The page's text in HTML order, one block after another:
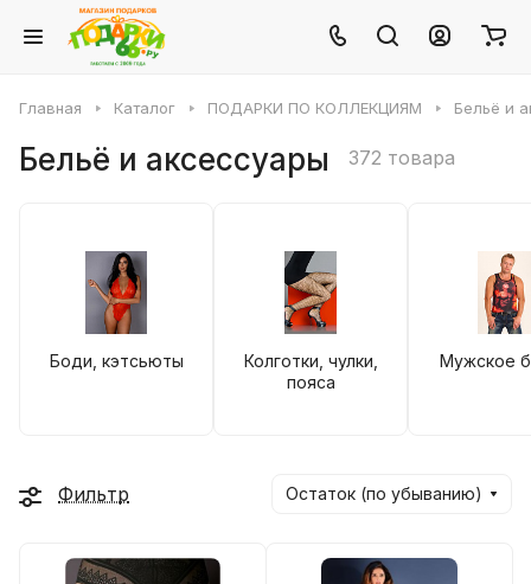
Главная Каталог ПОДАРКИ ПО КОЛЛЕКЦИЯМ Бельё и
Бельё и аксессуары 372 товара
Боди, кэтсьюты
Колготки, чулки,
пояса
Мужское
Фильтр Остаток (по убыванию)